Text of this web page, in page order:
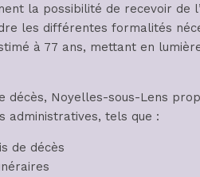
la possibilité de recevoir de
les différentes formalités
à 77 ans, mettant en
décès, Noyelles-sous-Lens
administratives, tels que :
de décès